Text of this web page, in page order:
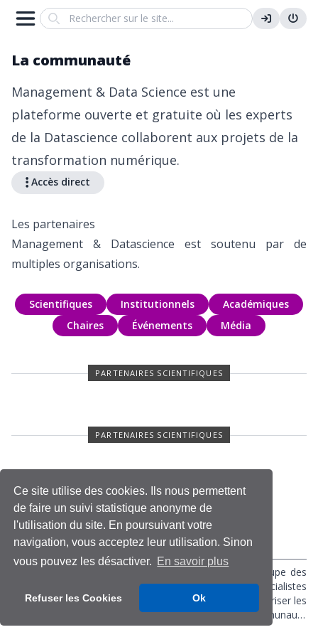
Ce site utilise des cookies. Ils nous permettent
de faire un suivi statistique anonyme de
l'utilisation du site. En poursuivant votre
navigation, vous acceptez leur utilisation. Sinon
vous pouvez les désactiver. En savoir plus
Refuser les Cookies Ok
Search
La communauté
Management & Data Science est une
plateforme ouverte et gratuite où les experts
de la Datascience collaborent aux projets de la
transformation numérique.
Accès direct
Les partenaires
Management & Datascience est soutenu par de
multiples organisations.
Scientifiques Institutionnels
Académiques
Chaires
Événements Média
PARTENAIRES SCIENTIFIQUES
PARTENAIRES SCIENTIFIQUES
L'Association Information et Management (AIM) regroupe des
enseignants, des chercheurs et des professionnels, spécialistes
des systèmes d'information. Sa vocation consiste à favoriser les
débats sur ce champ disciplinaire au sein de la communauté
francophone d’une part et avec l’international d’autre part. Elle